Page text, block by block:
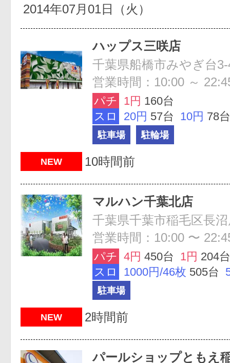
2014年07月01日（火）
ハップス三咲店
千葉県船橋市みやぎ台
営業時間：10:00 ～
パチ 1円 160台
スロ
20円 57台 10円 78台
駐車場 駐輪場
NEW 10時間前
マルハン千葉北店
千葉県千葉市稲毛区長
営業時間：10:00 〜
パチ 4円 450台 1円 204台
スロ
1000円/46枚 505台
駐車場
NEW 2時間前
パールショップともえ